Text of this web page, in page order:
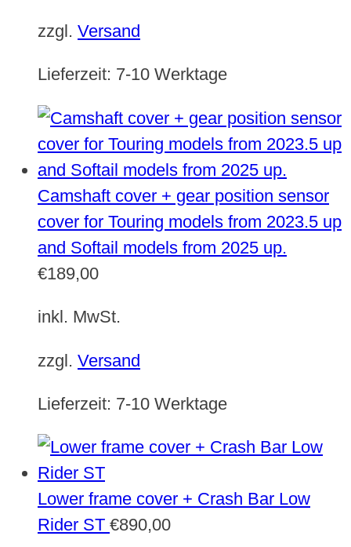
zzgl. Versand
Lieferzeit: 7-10 Werktage
Camshaft cover + gear position sensor
cover for Touring models from 2023.5 up
and Softail models from 2025 up.
€189,00
inkl. MwSt.
zzgl. Versand
Lieferzeit: 7-10 Werktage
Lower frame cover + Crash Bar Low
Rider ST €890,00